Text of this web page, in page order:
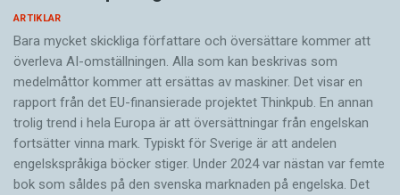
ARTIKLAR
Bara mycket skickliga författare och översättare ­kommer att
överleva AI-omställningen. Alla som kan beskrivas som
medelmåttor kommer att ersättas av maskiner. Det visar en
rapport från det EU-finansierade projektet Thinkpub. En annan
trolig trend i hela Europa är att översättningar från engelskan
fortsätter vinna mark. Typiskt för Sverige är att andelen
engelskspråkiga böcker stiger. Under 2024 var nästan var femte
bok som såldes på den svenska marknaden på engelska. Det